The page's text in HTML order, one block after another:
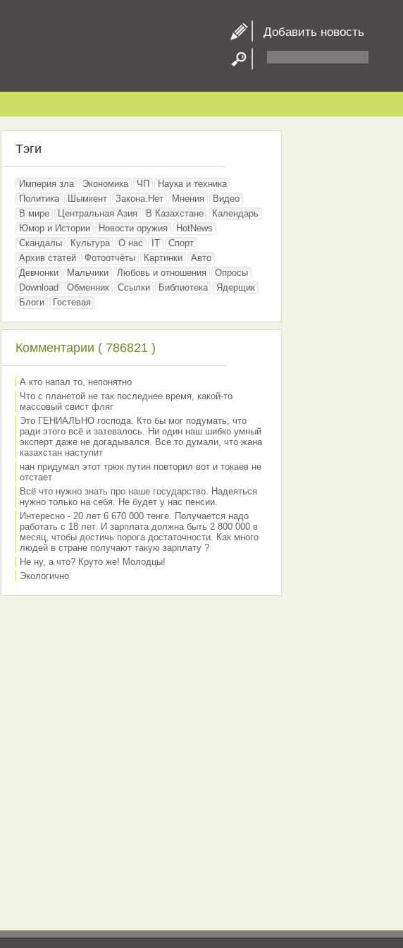
Добавить новость
Тэги
Империя зла Экономика ЧП
Наука и техника
Политика
Шымкент Закона.Нет Мнения
Видео
В мире
Центральная Азия В Казахстане
Календарь
Юмор и Истории
Новости оружия
HotNews
Скандалы
Культура О нас IT
Спорт
Архив статей
Фотоотчёты Картинки
Авто
Девчонки
Мальчики Любовь и отношения
Опросы
Download
Обменник Ссылки Библиотека
Ядерщик
Блоги
Гостевая
Комментарии ( 786821 )
А кто напал то, непонятно
Что с планетой не так последнее время, какой-то
массовый свист фляг
Это ГЕНИАЛЬНО господа. Кто бы мог подумать, что
ради этого всё и затевалось. Ни один наш шибко умный
эксперт даже не догадывался. Все то думали, что жана
казахстан наступит
нан придумал этот трюк путин повторил вот и токаев не
отстает
Всё что нужно знать про наше государство. Надеяться
нужно только на себя. Не будет у нас пенсии.
Интересно - 20 лет 6 670 000 тенге. Получается надо
работать с 18 лет. И зарплата должна быть 2 800 000 в
месяц, чтобы достичь порога достаточности. Как много
людей в стране получают такую зарплату ?
Не ну, а что? Круто же! Молодцы!
Экологично